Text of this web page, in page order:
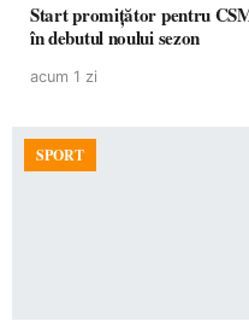
Start promițător pentru
în debutul noului sezon
acum 1 zi
SPORT